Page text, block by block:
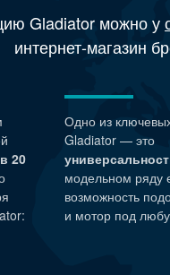
Gladiator можно у
интернет-магазин
20
Одно из
Gladiator — это
модельном ряду
возможность
и мотор под